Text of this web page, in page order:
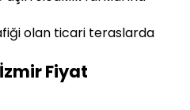
olan ticari teraslarda
Fiyat